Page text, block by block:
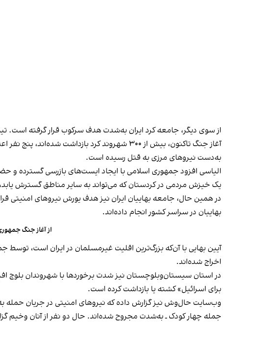
از سوی دیگر، جامعه کرد ایران به‌شدت هدف سرکوب قرار گرفته است.
آغاز جنگ تاکنون، بیش از ۳۰۰ شهروند کرد
به‌دست نیروهای مرزی به قتل رسیده است.
الیاسی افزود جمهوری اسلامی با ایجاد ایست‌های بازرسی گسترده
یک خیزش مردمی در کردستان که می‌تواند به سایر مناطق گسترش
در همین حال، جامعه بهاییان ایران نیز هدف یورش نیروهای امنیتی
بهاییان در سراسر کشور انجام داده‌اند.
از آغاز جنگ جمهوری‌ اسلامی و
اخراج شده‌اند.
برای اسرائیل» کشته یا بازداشت کرده است.
جمله چهار کودک ـ به‌شدت مجروح شده‌اند. حال دو نفر از آنان وخیم